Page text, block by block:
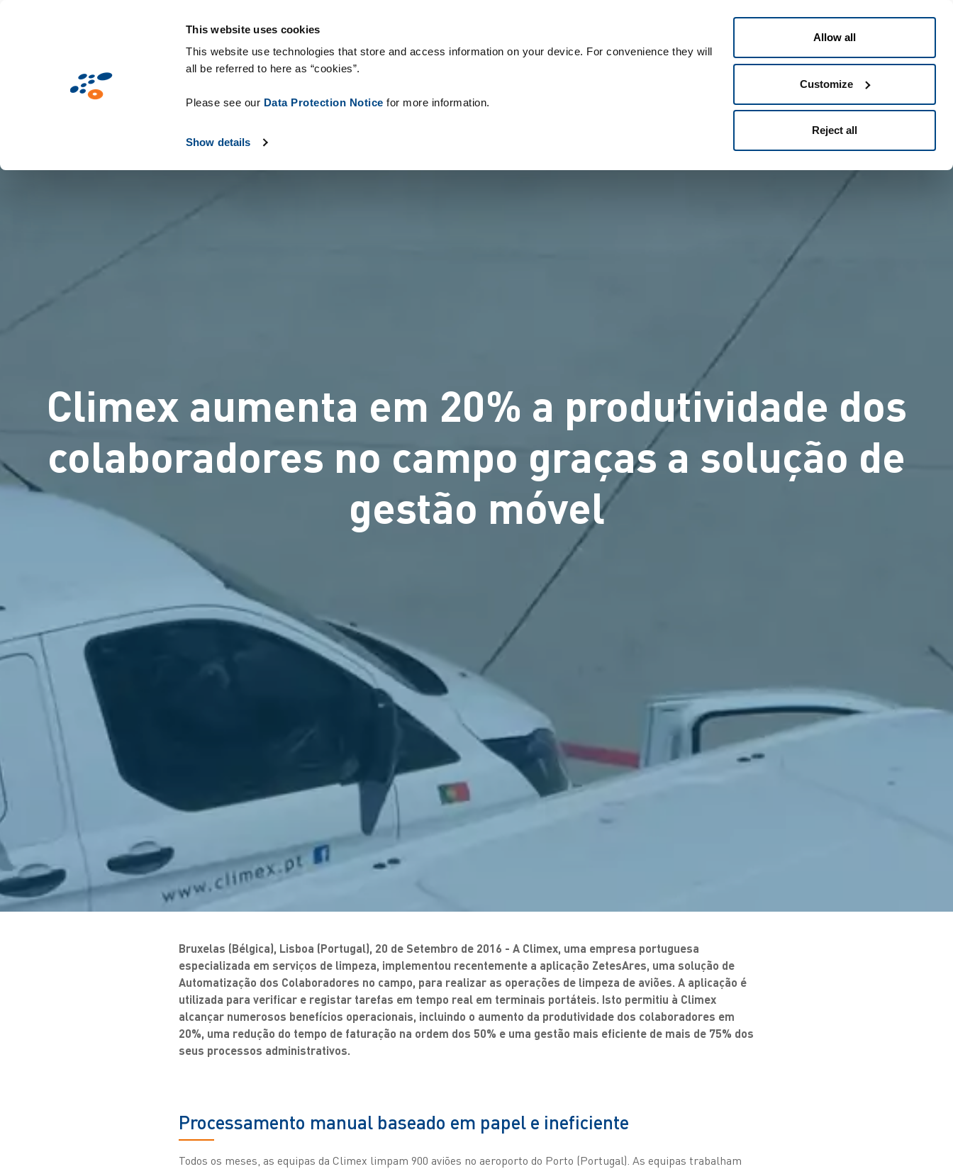
This website uses cookies
This website use technologies that store and access information on your device. For convenience they will
all be referred to here as “cookies”.
Please see our Data Protection Notice for more information.
Show details
Allow all
Customize
Reject all
Mercados Tecnologias e consumíveis
Climex aumenta em 20% a produtividade dos
colaboradores no campo graças a solução de
gestão móvel
Bruxelas (Bélgica), Lisboa (Portugal), 20 de Setembro de 2016 - A Climex, uma empresa portuguesa
especializada em serviços de limpeza, implementou recentemente a aplicação ZetesAres, uma solução de
Automatização dos Colaboradores no campo, para realizar as operações de limpeza de aviões. A aplicação é
utilizada para verificar e registar tarefas em tempo real em terminais portáteis. Isto permitiu à Climex
alcançar numerosos benefícios operacionais, incluindo o aumento da produtividade dos colaboradores em
20%, uma redução do tempo de faturação na ordem dos 50% e uma gestão mais eficiente de mais de 75% dos
seus processos administrativos.
Processamento manual baseado em papel e ineficiente
Todos os meses, as equipas da Climex limpam 900 aviões no aeroporto do Porto (Portugal). As equipas trabalham